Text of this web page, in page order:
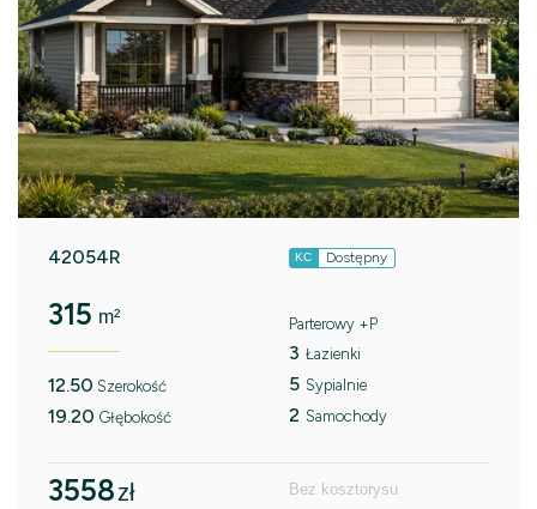
42054R KC Dostępny
315 m²
12.50 Szerokość
19.20 Głębokość
Parterowy +P
3 Łazienki
5 Sypialnie
2 Samochody
3558zł Bez kosztorysu